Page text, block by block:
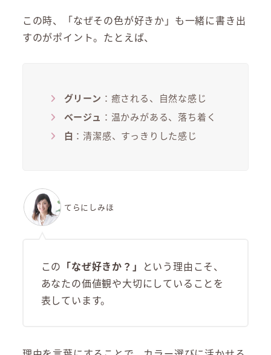
この時、「なぜその色が好きか」も一緒に書き出
すのがポイント。たとえば、
グリーン ：癒される、自然な感じ
ベージュ ：温かみがある、落ち着く
白 ：清潔感、すっきりした感じ
てらにしみほ
この 「なぜ好きか？」 という理由こそ、
あなたの価値観や大切にしていることを
表しています。